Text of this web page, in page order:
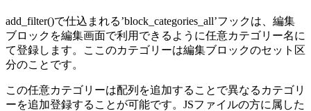
add_filter()で仕込まれる’block_categories_all’フックは、編集
ブロックを編集画面で利用できるように任意カテゴリー名に
て登録します。ここのカテゴリーは編集ブロックのセット区
分のことです。
この任意カテゴリーは配列を追加することで異なるカテゴリ
ーを追加登録することが可能です。JSファイルの方に属した